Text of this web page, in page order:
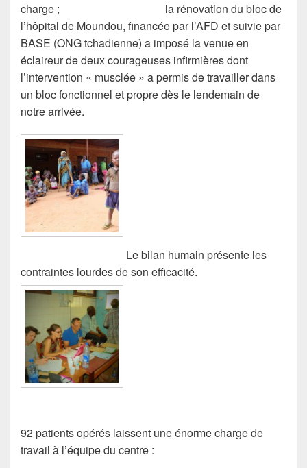
charge ;
la rénovation du bloc de
l’hôpital de Moundou, financée par l’AFD et suivie par
BASE (ONG tchadienne) a imposé la venue en
éclaireur de deux courageuses infirmières dont
l’intervention « musclée » a permis de travailler dans
un bloc fonctionnel et propre dès le lendemain de
notre arrivée.
Le bilan humain présente les
contraintes lourdes de son efficacité.
92 patients opérés laissent une énorme charge de
travail à l’équipe du centre :